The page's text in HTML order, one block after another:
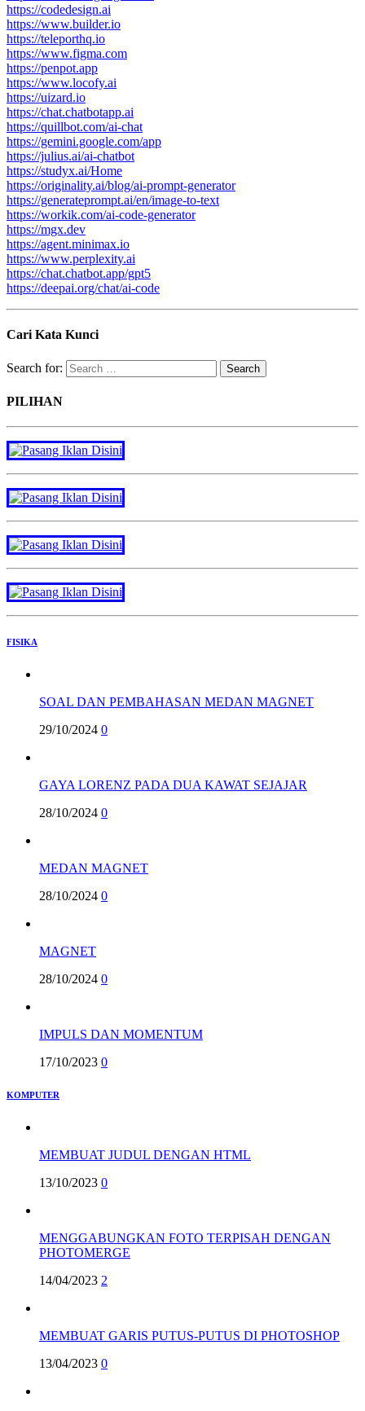
https://codedesign.ai
https://www.builder.io
https://teleporthq.io
https://www.figma.com
https://penpot.app
https://www.locofy.ai
https://uizard.io
https://chat.chatbotapp.ai
https://quillbot.com/ai-chat
https://gemini.google.com/app
https://julius.ai/ai-chatbot
https://studyx.ai/Home
https://originality.ai/blog/ai-prompt-generator
https://generateprompt.ai/en/image-to-text
https://workik.com/ai-code-generator
https://mgx.dev
https://agent.minimax.io
https://www.perplexity.ai
https://chat.chatbot.app/gpt5
https://deepai.org/chat/ai-code
Cari Kata Kunci
Search for:
PILIHAN
FISIKA
SOAL DAN PEMBAHASAN MEDAN MAGNET
29/10/2024 0
GAYA LORENZ PADA DUA KAWAT SEJAJAR
28/10/2024 0
MEDAN MAGNET
28/10/2024 0
MAGNET
28/10/2024 0
IMPULS DAN MOMENTUM
17/10/2023 0
KOMPUTER
MEMBUAT JUDUL DENGAN HTML
13/10/2023 0
MENGGABUNGKAN FOTO TERPISAH DENGAN
PHOTOMERGE
14/04/2023 2
MEMBUAT GARIS PUTUS-PUTUS DI PHOTOSHOP
13/04/2023 0